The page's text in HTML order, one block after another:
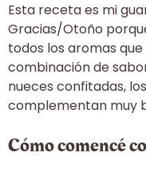
Esta receta es mi
Gracias/Otoño
todos los aromas
combinación de
nueces confitadas,
complementan muy
Cómo comencé